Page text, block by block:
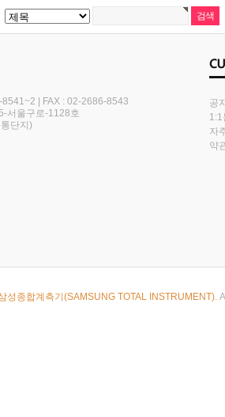
8541~2
FAX : 02-2686-8543
서울구로-1128호
단지)
공
1:1
자
약
성종합계측기(SAMSUNG TOTAL INSTRUMENT).